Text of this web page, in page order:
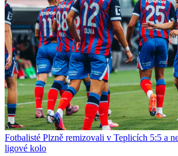
Fotbalisté Plzně remizovali v Teplicích 5:5 a
ligové kolo